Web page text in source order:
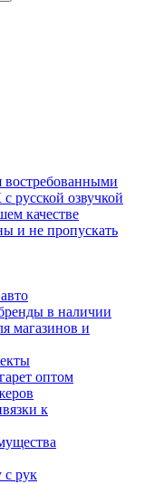
востребованными
русской озвучкой
качестве
и не пропускать
в наличии
магазинов и
оптом
к
с рук